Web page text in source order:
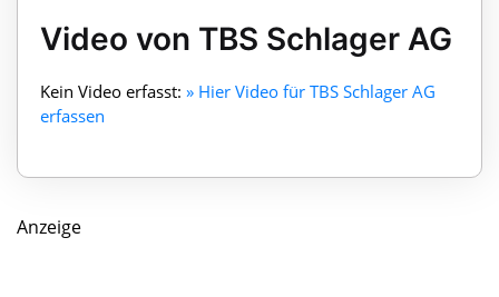
Video von TBS Schlager AG
Kein Video erfasst: » Hier Video für TBS Schlager AG
erfassen
Anzeige